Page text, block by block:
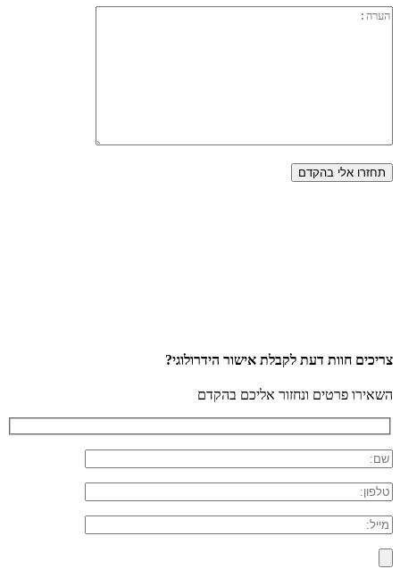
צריכים חוות דעת לקבלת אישור הידרולוגי?
השאירו פרטים ונחזור אליכם בהקדם